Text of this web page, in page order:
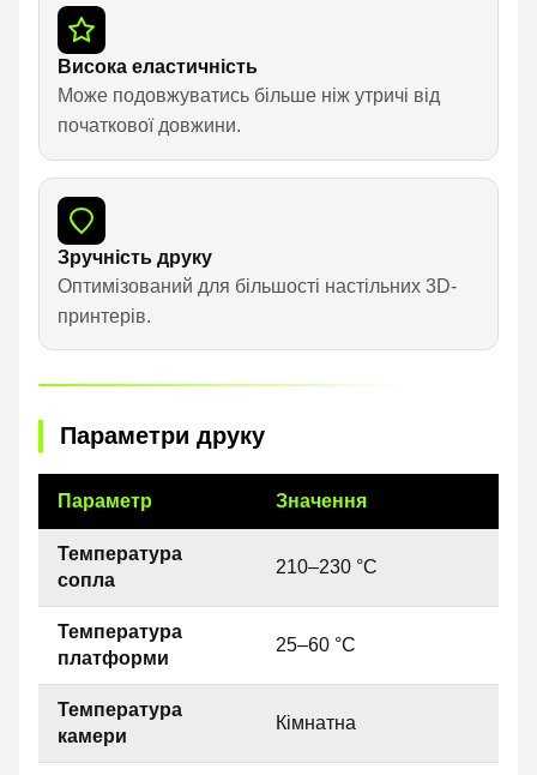
Висока еластичність
Може подовжуватись більше ніж утричі від
початкової довжини.
Зручність друку
Оптимізований для більшості настільних 3D-
принтерів.
Параметри друку
Параметр Значення
Температура
сопла
210–230 °C
Температура
платформи
25–60 °C
Температура
камери
Кімнатна